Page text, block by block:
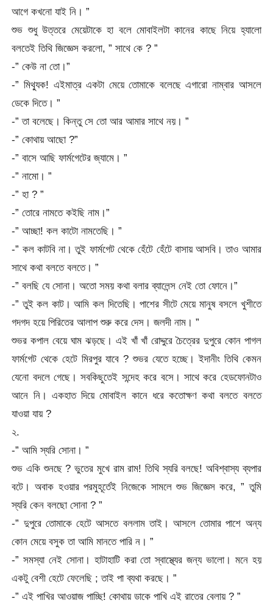
আগে কখনো যাই নি। ”
শুভ শুধু উত্তরে মেয়েটাকে হা বলে মোবাইলটা কানের কাছে নিয়ে হ্যালো
বলতেই তিথি জিজ্ঞেস করলো, ” সাথে কে ? ”
-” কেউ না তো।”
-” মিথ্যুক! এইমাত্র একটা মেয়ে তোমাকে বলেছে এগারো নাম্বার আসলে
ডেকে দিতে। ”
-” তা বলেছে। কিন্তু সে তো আর আমার সাথে নয়। ”
-” কোথায় আছো ?”
-” বাসে আছি ফার্মগেটের জ্যামে। ”
-” নামো। ”
-” হা ? ”
-” তোরে নামতে কইছি নাম।”
-” আচ্ছা! কল কাটো নামতেছি। ”
-” কল কাটবি না। তুই ফার্মগেট থেকে হেঁটে হেঁটে বাসায় আসবি। তাও আমার
সাথে কথা বলতে বলতে। ”
-” বলছি যে সোনা। অতো সময় কথা বলার ব্যালেন্স নেই তো ফোনে।”
-” তুই কল কাট। আমি কল দিতেছি। পাশের সীটে মেয়ে মানুষ বসলে খুশীতে
গদগদ হয়ে পিরিতের আলাপ শুরু করে দেস। জলদী নাম। ”
শুভর কপাল বেয়ে ঘাম ঝড়ছে। এই খাঁ খাঁ রোদ্দুরে চৈত্রের দুপুরে কোন পাগল
ফার্মগেট থেকে হেটে মিরপুর যাবে ? শুভর যেতে হচ্ছে। ইদানীং তিথি কেমন
যেনো বদলে গেছে। সবকিছুতেই সন্দেহ করে বসে। সাথে করে হেডফোনটাও
আনে নি। একহাত দিয়ে মোবাইল কানে ধরে কতোক্ষণ কথা বলতে বলতে
যাওয়া যায় ?
২.
-” আমি স্যরি সোনা। ”
শুভ একি শুনছে ? ভুতের মুখে রাম রাম! তিথি স্যরি বলছে! অবিশ্বাস্য ব্যপার
বটে। অবাক হওয়ার পরমুহূর্তেই নিজেকে সামলে শুভ জিজ্ঞেস করে, ” তুমি
স্যরি কেন বলছো সোনা ? ”
-” দুপুরে তোমাকে হেটে আসতে বললাম তাই। আসলে তোমার পাশে অন্য
কোন মেয়ে বসুক তা আমি মানতে পারি ন। ”
-” সমস্যা নেই সোনা। হাটাহাটি করা তো স্বাস্থ্যের জন্য ভালো। মনে হয়
একটু বেশী হেটে ফেলেছি ; তাই পা ব্যথা করছে। ”
-” এই পাখির আওয়াজ পাচ্ছি! কোথায় ডাকে পাখি এই রাতের বেলায় ? ”